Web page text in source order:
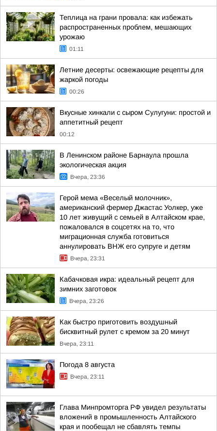
Теплица на грани провала: как избежать
распространенных проблем, мешающих
урожаю
01:11
Летние десерты: освежающие рецепты для
жаркой погоды
00:26
Вкусные хинкали с сыром Сулугуни: простой и
аппетитный рецепт
00:12
В Ленинском районе Барнаула прошла
экологическая акция
Вчера, 23:36
Герой мема «Веселый молочник»,
американский фермер Джастас Уолкер, уже
10 лет живущий с семьей в Алтайском крае,
пожаловался в соцсетях на то, что
миграционная служба готовиться
аннулировать ВНЖ его супруге и детям
Вчера, 23:31
Кабачковая икра: идеальный рецепт для
зимних заготовок
Вчера, 23:26
Как быстро приготовить воздушный
бисквитный рулет с кремом за 20 минут
Вчера, 23:11
Погода 8 августа
Вчера, 23:11
Глава Минпромторга РФ увидел результаты
вложений в промышленность Алтайского
края и пообещал не сбавлять темпы